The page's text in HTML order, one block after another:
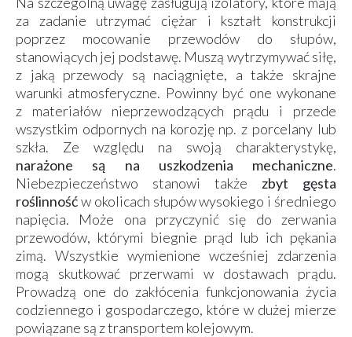
za zadanie utrzymać ciężar i kształt konstrukcji
poprzez mocowanie przewodów do słupów,
stanowiących jej podstawę. Muszą wytrzymywać siłę,
z jaką przewody są naciągnięte, a także skrajne
warunki atmosferyczne. Powinny być one wykonane
z materiałów nieprzewodzących prądu i przede
wszystkim odpornych na korozję np. z porcelany lub
szkła. Ze względu na swoją charakterystykę,
narażone są na uszkodzenia mechaniczne.
Niebezpieczeństwo stanowi także zbyt gęsta
roślinnośćw okolicach słupów wysokiego i średniego
napięcia. Może ona przyczynić się do zerwania
przewodów, którymi biegnie prąd lub ich pękania
zimą. Wszystkie wymienione wcześniej zdarzenia
mogą skutkować przerwami w dostawach prądu.
Prowadzą one do zakłócenia funkcjonowania życia
codziennego i gospodarczego, które w dużej mierze
powiązane są z transportem kolejowym.